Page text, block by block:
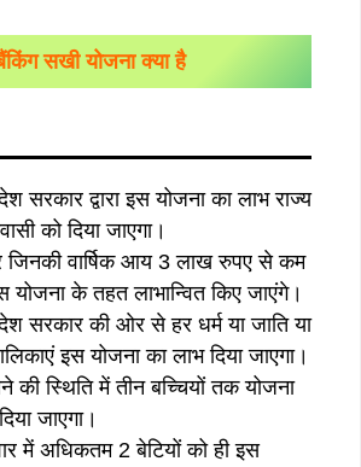
सखी योजना क्या है
सरकार द्वारा इस योजना का लाभ राज्य
को दिया जाएगा।
जिनकी वार्षिक आय 3 लाख रुपए से कम
योजना के तहत लाभान्वित किए जाएंगे।
सरकार की ओर से हर धर्म या जाति या
इस योजना का लाभ दिया जाएगा।
की स्थिति में तीन बच्चियों तक योजना
जाएगा।
में अधिकतम 2 बेटियों को ही इस